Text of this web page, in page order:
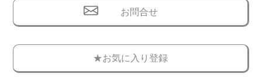
お問合せ
★お気に入り登録